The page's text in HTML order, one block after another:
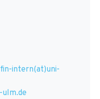
fin-intern(at)uni-